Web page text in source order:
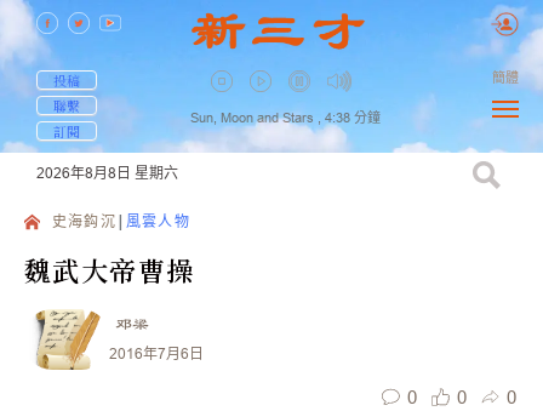
投稿
聯繫
訂閱
Sun, Moon and Stars , 4:38 分鐘
簡體
2026年8月8日 星期六
史海鈎沉 風雲人物
魏武大帝曹操
邓梁
2016年7月6日
0 0 0